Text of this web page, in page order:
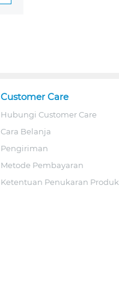
Customer Care
Hubungi Customer Care
Cara Belanja
Pengiriman
Metode Pembayaran
Ketentuan Penukaran Produk